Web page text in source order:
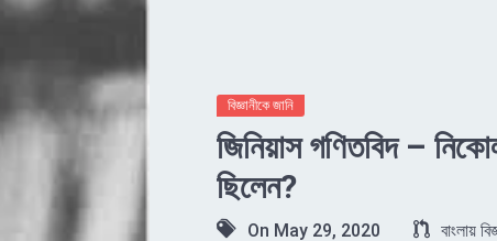
বিজ্ঞানীকে জানি
জিনিয়াস গণিতবিদ –
ছিলেন?
On May 29, 2020 বাংলায়